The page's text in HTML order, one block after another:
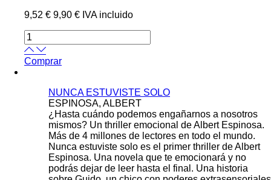
9,52 € 9,90 € IVA incluido
Comprar
NUNCA ESTUVISTE SOLO
ESPINOSA, ALBERT
¿Hasta cuándo podemos engañarnos a nosotros
mismos? Un thriller emocional de Albert Espinosa.
Más de 4 millones de lectores en todo el mundo.
Nunca estuviste solo es el primer thriller de Albert
Espinosa. Una novela que te emocionará y no
podrás dejar de leer hasta el final. Una historia